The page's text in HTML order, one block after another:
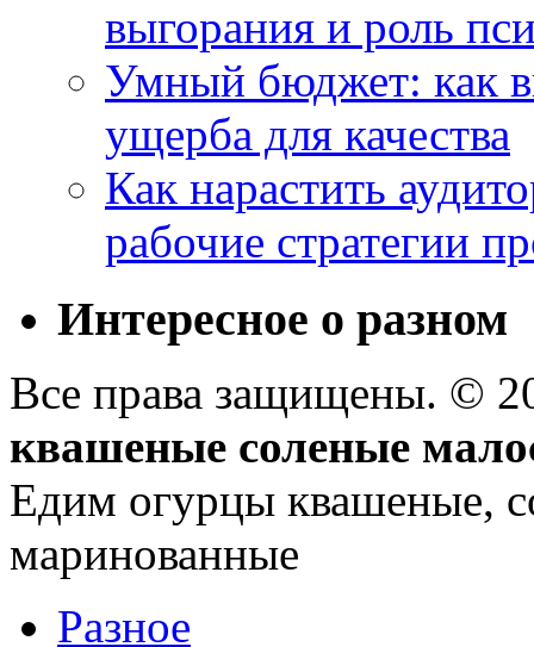
выгорания и роль
Умный бюджет: как
ущерба для качества
Как нарастить
рабочие стратегии
Интересное о разном
Все права защищены. ©
квашеные соленые
Едим огурцы квашеные,
маринованные
Разное